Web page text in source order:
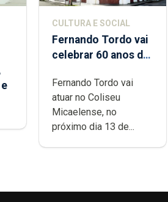
CULTURA E SOCIAL
Fernando Tordo vai
celebrar 60 anos de
Micaelense
Fernando Tordo vai
atuar no Coliseu
Micaelense, no
próximo dia 13 de...